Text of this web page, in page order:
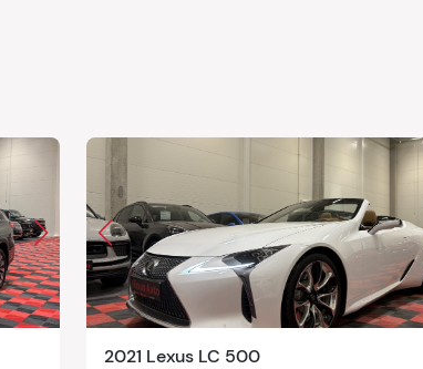
2021 Lexus LC 500